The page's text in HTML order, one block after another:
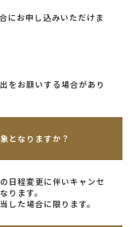
にお申し込みいただけま
をお願いする場合があり
となりますか？
日程変更に伴いキャンセ
ります。
した場合に限ります。